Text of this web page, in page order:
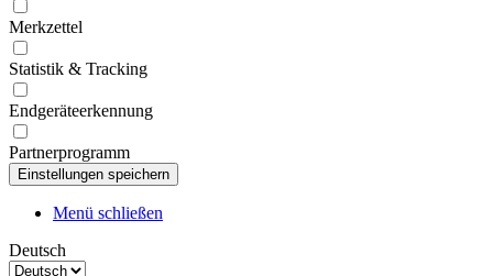
Merkzettel
Statistik & Tracking
Endgeräteerkennung
Partnerprogramm
Menü schließen
Deutsch